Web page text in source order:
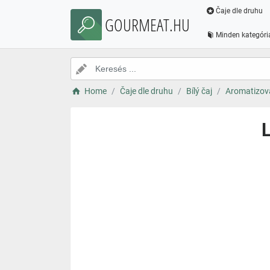
GOURMEAT.HU
Čaje dle druhu
Minden
Home Čaje dle druhu Bílý čaj